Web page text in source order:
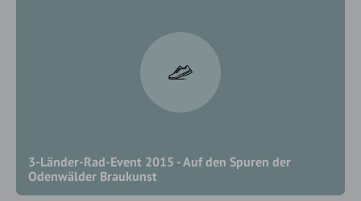
3-Länder-Rad-Event 2015 - Auf den Spuren der
Odenwälder Braukunst